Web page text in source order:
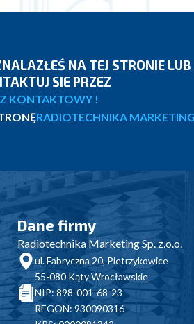
NA TEJ STRONIE
SIE PRZEZ
KONTAKTOWY !
RADIOTECHNIKA MARKETING
Dane firmy
Radiotechnika Marketing Sp. z.o.o.
ul. Fabryczna 20, Pietrzykowice
55-080 Kąty Wrocławskie
NIP: 898-001-68-23
REGON: 930090316